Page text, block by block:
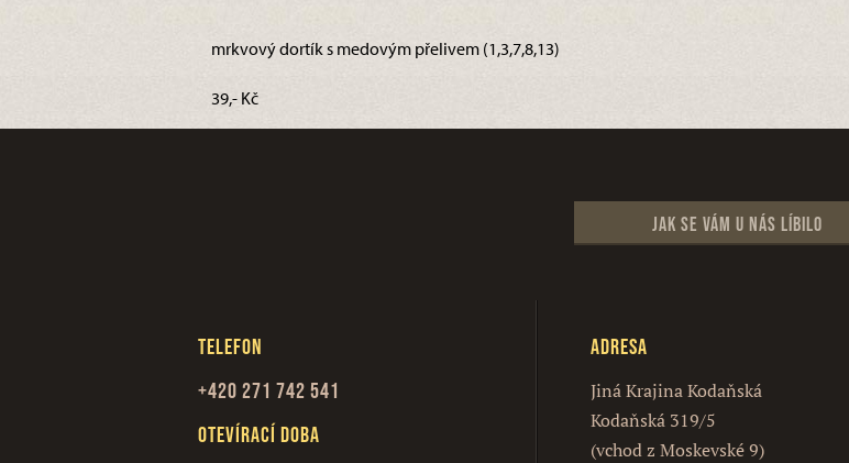
mrkvový dortík s medovým přelivem (1,3,7,8,13)
39,- Kč
Jak se vám u nás líbilo
Telefon
+420 271 742 541
Otevírací doba
Adresa
Jiná Krajina Kodaňská
Kodaňská 319/5
(vchod z Moskevské 9)